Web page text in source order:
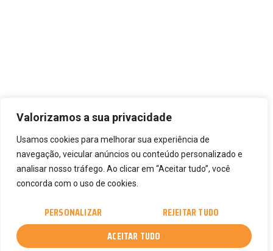
Valorizamos a sua privacidade
Usamos cookies para melhorar sua experiência de
navegação, veicular anúncios ou conteúdo personalizado e
analisar nosso tráfego. Ao clicar em “Aceitar tudo”, você
concorda com o uso de cookies.
PERSONALIZAR
REJEITAR TUDO
ACEITAR TUDO